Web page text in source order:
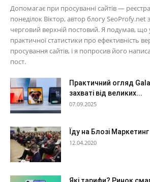
Допомагає при просуванні сайтів —
понеділок Віктор, автор блогу SeoProfy.net
черговий верхній постовий. Я подумав, що
практичної статистики про ефективність
просування сайтів, і я попросив його
пост.
Практичний огляд
захваті від великих...
07.09.2025
Їду на Блозі
12.04.2020
Які тарифи? Ринок